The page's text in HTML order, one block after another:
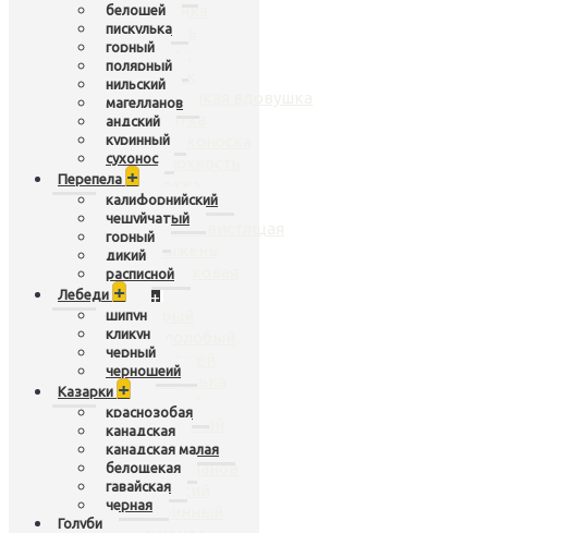
пеганка
свиязь
чирок
нырок
белоликая вдовушка
касатка
широконоска
шилохвость
гривистая
рыжая свистящая
крыжень
карликовая
Гуси
+
серый
белолобый
белошей
пискулька
горный
полярный
нильский
магелланов
андский
куринный
белошей
пискулька
горный
полярный
нильский
магелланов
андский
куринный
сухонос
Перепела +
калифорнийский
чешуйчатый
горный
дикий
расписной
Лебеди +
шипун
кликун
черный
черношеий
Казарки +
краснозобая
канадская
канадская малая
белощекая
гавайская
черная
Голуби